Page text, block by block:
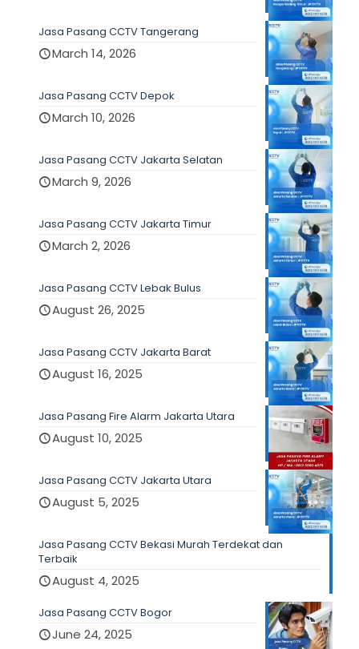
Jasa Pasang CCTV Tangerang
March 14, 2026
Jasa Pasang CCTV Depok
March 10, 2026
Jasa Pasang CCTV Jakarta Selatan
March 9, 2026
Jasa Pasang CCTV Jakarta Timur
March 2, 2026
Jasa Pasang CCTV Lebak Bulus
August 26, 2025
Jasa Pasang CCTV Jakarta Barat
August 16, 2025
Jasa Pasang Fire Alarm Jakarta Utara
August 10, 2025
Jasa Pasang CCTV Jakarta Utara
August 5, 2025
Jasa Pasang CCTV Bekasi Murah Terdekat dan
Terbaik
August 4, 2025
Jasa Pasang CCTV Bogor
June 24, 2025